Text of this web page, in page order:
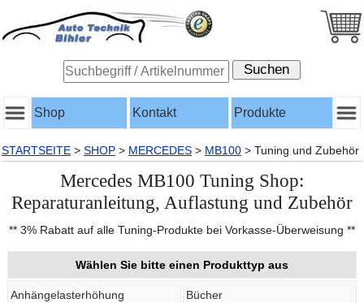
Shop Kontakt Produkte
STARTSEITE > SHOP > MERCEDES > MB100 > Tuning und Zubehör
Mercedes MB100 Tuning Shop:
Reparaturanleitung, Auflastung und Zubehör
** 3% Rabatt auf alle Tuning-Produkte bei Vorkasse-Überweisung **
Wählen Sie bitte einen Produkttyp aus
Anhängelasterhöhung Bücher